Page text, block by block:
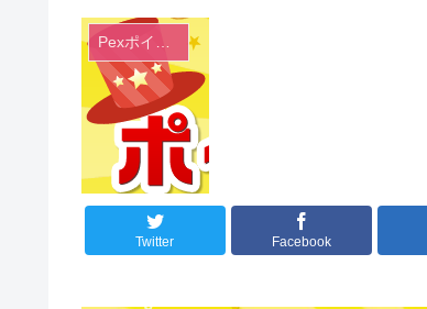
Pexポイントクイズ
Twitter Facebook